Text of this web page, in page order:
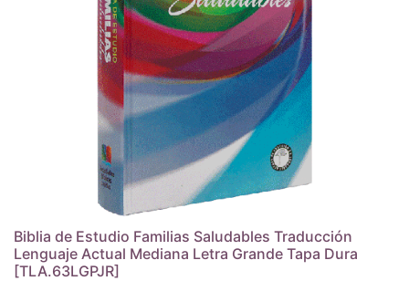
Biblia de Estudio Familias Saludables Traducción
Lenguaje Actual Mediana Letra Grande Tapa Dura
[TLA.63LGPJR]